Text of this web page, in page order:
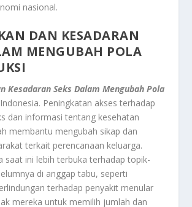
nasional.
DAN KESADARAN
MENGUBAH POLA
Kesadaran Seks Dalam Mengubah Pola
Peningkatan akses terhadap
dan informasi tentang kesehatan
membantu mengubah sikap dan
terkait perencanaan keluarga.
saat ini lebih terbuka terhadap topik-
di anggap tabu, seperti
terhadap penyakit menular
mereka untuk memilih jumlah dan